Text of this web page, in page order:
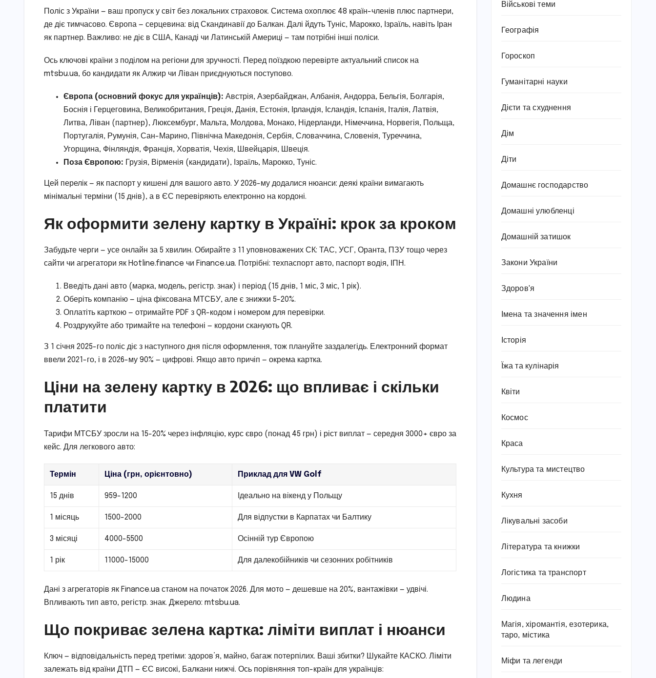
Поліс з України — ваш пропуск у світ без локальних страховок. Система охоплює 48 країн-членів плюс партнери,
де діє тимчасово. Європа — серцевина: від Скандинавії до Балкан. Далі йдуть Туніс, Марокко, Ізраїль, навіть Іран
як партнер. Важливо: не діє в США, Канаді чи Латинській Америці — там потрібні інші поліси.
Ось ключові країни з поділом на регіони для зручності. Перед поїздкою перевірте актуальний список на
mtsbu.ua, бо кандидати як Алжир чи Ліван приєднуються поступово.
Європа (основний фокус для українців): Австрія, Азербайджан, Албанія, Андорра, Бельгія, Болгарія,
Боснія і Герцеговина, Великобритания, Греція, Данія, Естонія, Ірландія, Ісландія, Іспанія, Італія, Латвія,
Литва, Ліван (партнер), Люксембург, Мальта, Молдова, Монако, Нідерланди, Німеччина, Норвегія, Польща,
Португалія, Румунія, Сан-Марино, Північна Македонія, Сербія, Словаччина, Словенія, Туреччина,
Угорщина, Фінляндія, Франція, Хорватія, Чехія, Швейцарія, Швеція.
Поза Європою: Грузія, Вірменія (кандидати), Ізраїль, Марокко, Туніс.
Цей перелік — як паспорт у кишені для вашого авто. У 2026-му додалися нюанси: деякі країни вимагають
мінімальні терміни (15 днів), а в ЄС перевіряють електронно на кордоні.
Як оформити зелену картку в Україні: крок за кроком
Забудьте черги — усе онлайн за 5 хвилин. Обирайте з 11 уповноважених СК: ТАС, УСГ, Оранта, ПЗУ тощо через
сайти чи агрегатори як Hotline.finance чи Finance.ua. Потрібні: техпаспорт авто, паспорт водія, ІПН.
Введіть дані авто (марка, модель, регістр. знак) і період (15 днів, 1 міс, 3 міс, 1 рік).
Оберіть компанію — ціна фіксована МТСБУ, але є знижки 5-20%.
Оплатіть карткою — отримайте PDF з QR-кодом і номером для перевірки.
Роздрукуйте або тримайте на телефоні — кордони сканують QR.
З 1 січня 2025-го поліс діє з наступного дня після оформлення, тож плануйте заздалегідь. Електронний формат
ввели 2021-го, і в 2026-му 90% — цифрові. Якщо авто причіп — окрема картка.
Ціни на зелену картку в 2026: що впливає і скільки
платити
Тарифи МТСБУ зросли на 15-20% через інфляцію, курс євро (понад 45 грн) і ріст виплат — середня 3000+ євро за
кейс. Для легкового авто:
Термін Ціна (грн, орієнтовно) Приклад для VW Golf
15 днів 959-1200 Ідеально на вікенд у Польщу
1 місяць 1500-2000 Для відпустки в Карпатах чи Балтику
3 місяці 4000-5500 Осінній тур Європою
1 рік 11000-15000 Для далекобійників чи сезонних робітників
Дані з агрегаторів як Finance.ua станом на початок 2026. Для мото — дешевше на 20%, вантажівки — удвічі.
Впливають тип авто, регістр. знак. Джерело: mtsbu.ua.
Що покриває зелена картка: ліміти виплат і нюанси
Ключ — відповідальність перед третіми: здоров’я, майно, багаж потерпілих. Ваші збитки? Шукайте КАСКО. Ліміти
залежать від країни ДТП — ЄС високі, Балкани нижчі. Ось порівняння топ-країн для українців:
Військові теми
Географія
Гороскоп
Гуманітарні науки
Дієти та схуднення
Дім
Діти
Домашнє господарство
Домашні улюбленці
Домашній затишок
Закони України
Здоров'я
Імена та значення імен
Історія
Їжа та кулінарія
Квіти
Космос
Краса
Культура та мистецтво
Кухня
Лікувальні засоби
Література та книжки
Логістика та транспорт
Людина
Магія, хіромантія, езотерика,
таро, містика
Міфи та легенди